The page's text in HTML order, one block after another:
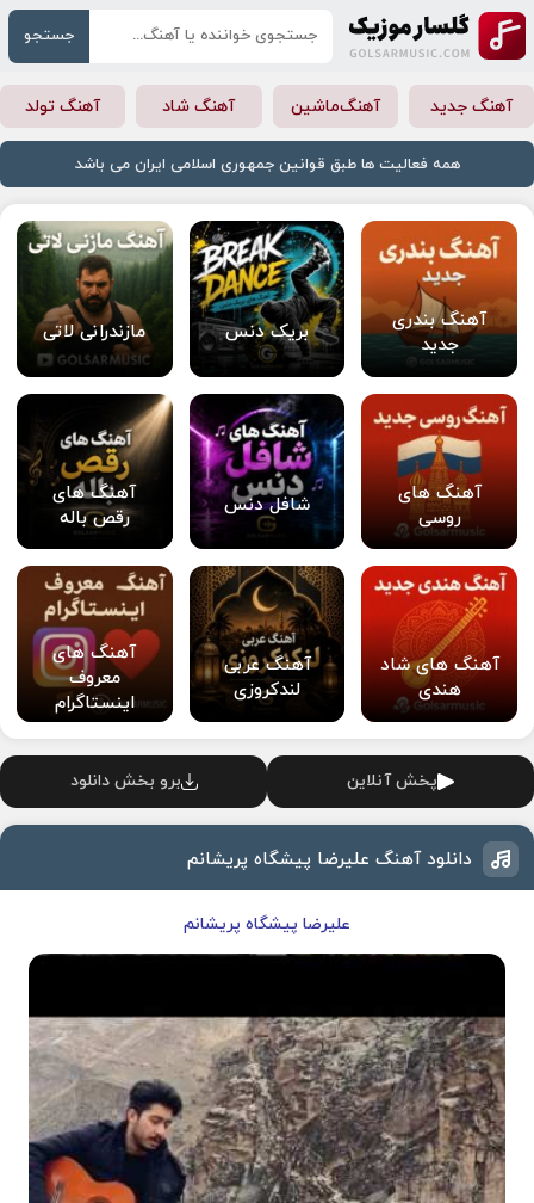
جستجو
آهنگ جدید آهنگ‌ماشین آهنگ شاد آهنگ تولد
همه فعالیت ها طبق قوانین جمهوری اسلامی ایران می باشد
آهنگ بندری
جدید
بریک دنس مازندرانی لاتی
آهنگ های
روسی
شافل دنس
آهنگ های
رقص باله
آهنگ های شاد
هندی
آهنگ عربی
لندکروزی
آهنگ های
معروف
اینستاگرام
پخش آنلاین برو بخش دانلود
دانلود آهنگ علیرضا پیشگاه پریشانم
علیرضا پیشگاه پریشانم